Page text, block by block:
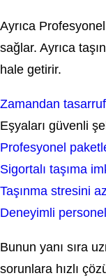
Ayrıca
sağlar. Ayrıca
hale getirir.
Zamandan
Eşyaları güvenli
Profesyonel
Sigortalı taşıma
Taşınma stresini
Deneyimli
Bunun yanı sıra
sorunlara hızlı